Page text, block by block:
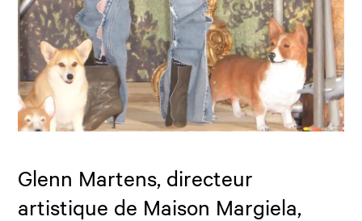
Glenn Martens, directeur
artistique de Maison Margiela,